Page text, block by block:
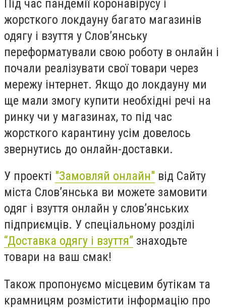
Під час пандемії коронавірусу і
жорсткого локдауну багато магазинів
одягу і взуття у Слов’янську
переформатували свою роботу в онлайн і
почали реалізувати свої товари через
мережу інтернет. Якщо до локдауну ми
ще мали змогу купити необхідні речі на
ринку чи у магазинах, то під час
жорсткого карантину усім довелось
звернутись до онлайн-доставки.
У проекті "Замовляй онлайн" від Сайту
міста Слов’янська ви можете замовити
одяг і взуття онлайн у слов’янських
підприємців. У спеціальному розділі
“Доставка одягу і взуття” знаходьте
товари на ваш смак!
Також пропонуємо місцевим бутікам та
крамницям розмістити інформацію про